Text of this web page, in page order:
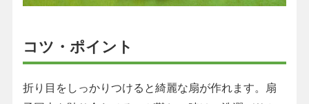
コツ・ポイント
折り目をしっかりつけると綺麗な扇が作れます。扇